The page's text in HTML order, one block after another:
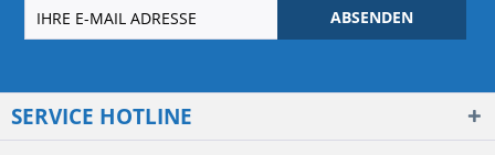
ABSENDEN
SERVICE HOTLINE